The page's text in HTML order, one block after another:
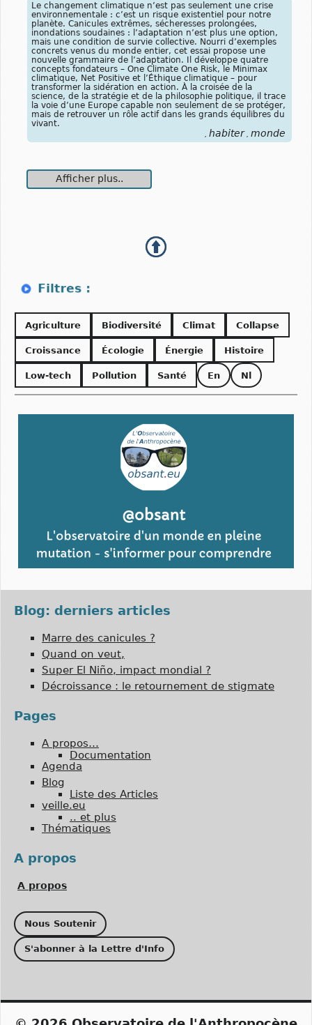
Le changement climatique n’est pas seulement une crise
environnementale : c’est un risque existentiel pour notre
planète. Canicules extrêmes, sécheresses prolongées,
inondations soudaines : l’adaptation n’est plus une option,
mais une condition de survie collective. Nourri d’exemples
concrets venus du monde entier, cet essai propose une
nouvelle grammaire de l’adaptation. Il développe quatre
concepts fondateurs – One Climate One Risk, le Minimax
climatique, Net Positive et l’Éthique climatique – pour
transformer la sidération en action. À la croisée de la
science, de la stratégie et de la philosophie politique, il trace
la voie d’une Europe capable non seulement de se protéger,
mais de retrouver un rôle actif dans les grands équilibres du
vivant.
, habiter , monde
Afficher plus..
Agriculture Biodiversité Climat Collapse
Croissance Écologie Énergie Histoire
Low-tech Pollution Santé En Nl
Blog: derniers articles
Marre des canicules ?
Quand on veut,
Super El Niño, impact mondial ?
Décroissance : le retournement de stigmate
Pages
A propos…
Documentation
Agenda
Blog
Liste des Articles
veille.eu
.. et plus
Thématiques
A propos
A propos
Nous Soutenir
S'abonner à la Lettre d'Info